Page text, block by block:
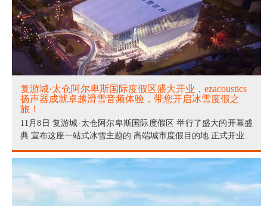
复游城·太仓阿尔卑斯国际度假区盛大开业，ezacoustics
扬声器成就卓越滑雪音频体验，带您开启冰雪度假之
旅！
11月8日 复游城·太仓阿尔卑斯国际度假区 举行了盛大的开幕盛
典 宣布这座一站式冰雪主题的 高端城市度假目的地 正式开业...